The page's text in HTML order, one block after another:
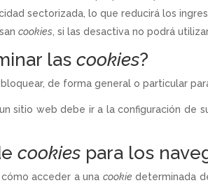
sectorizada, lo que reducirá los
cookies , si las desactiva no podrá
lascookies?
de forma general o particular
sitio web debe ir a la configuración de
cookies para los
acceder a una cookie determinada